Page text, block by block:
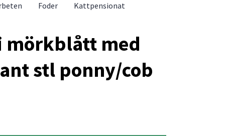
Foder Kattpensionat
mörkblått med
stl ponny/cob